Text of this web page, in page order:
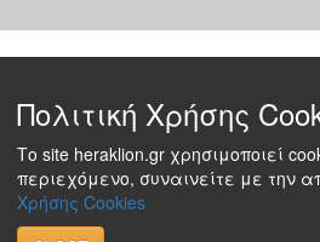
Πολιτική Χρήσης
Το site heraklion.gr χρησιμοποιεί
περιεχόμενο, συναινείτε με την
Χρήσης Cookies